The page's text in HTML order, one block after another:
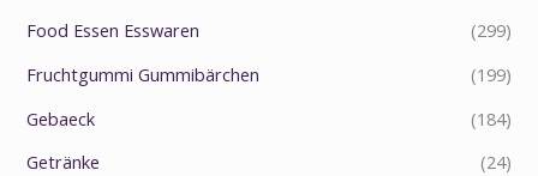
Food Essen Esswaren
(299)
Fruchtgummi Gummibärchen
(199)
Gebaeck
(184)
Getränke
(24)